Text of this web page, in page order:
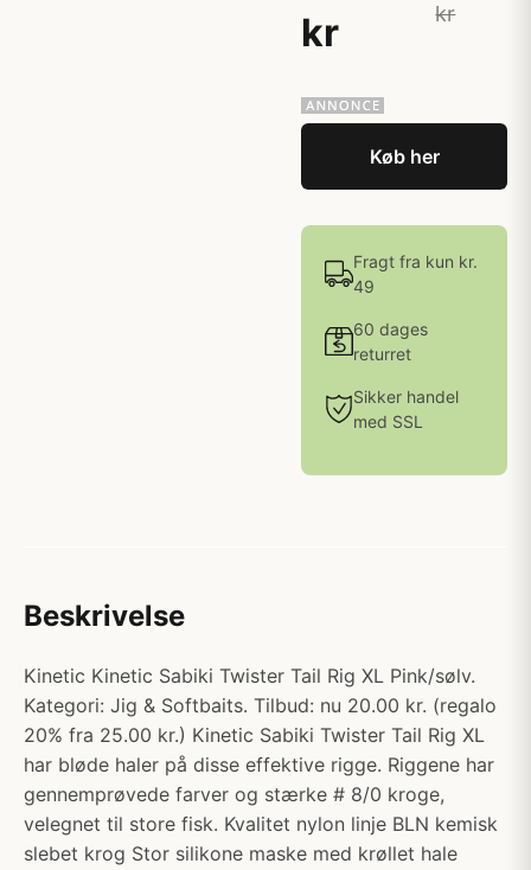
kr
kr
Køb her
Fragt fra kun kr.
49
60 dages
returret
Sikker handel
med SSL
Beskrivelse
Kinetic Kinetic Sabiki Twister Tail Rig XL Pink/sølv.
Kategori: Jig & Softbaits. Tilbud: nu 20.00 kr. (regalo
20% fra 25.00 kr.) Kinetic Sabiki Twister Tail Rig XL
har bløde haler på disse effektive rigge. Riggene har
gennemprøvede farver og stærke # 8/0 kroge,
velegnet til store fisk. Kvalitet nylon linje BLN kemisk
slebet krog Stor silikone maske med krøllet hale